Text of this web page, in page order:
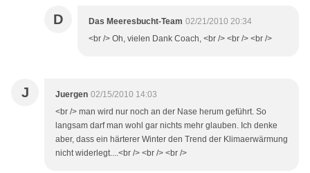
D Das Meeresbucht-Team 02/21/2010 20:34
<br /> Oh, vielen Dank Coach, <br /> <br /> <br />
J Juergen 02/15/2010 14:03
<br /> man wird nur noch an der Nase herum geführt. So
langsam darf man wohl gar nichts mehr glauben. Ich denke
aber, dass ein härterer Winter den Trend der Klimaerwärmung
nicht widerlegt....<br /> <br /> <br />